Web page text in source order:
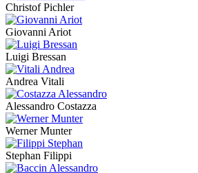
Christof Pichler
Giovanni Ariot
Luigi Bressan
Andrea Vitali
Alessandro Costazza
Werner Munter
Stephan Filippi